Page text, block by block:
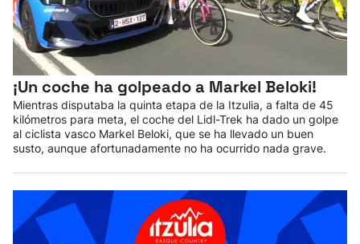
¡Un coche ha golpeado a Markel Beloki!
Mientras disputaba la quinta etapa de la Itzulia, a falta de 45
kilómetros para meta, el coche del Lidl-Trek ha dado un golpe
al ciclista vasco Markel Beloki, que se ha llevado un buen
susto, aunque afortunadamente no ha ocurrido nada grave.